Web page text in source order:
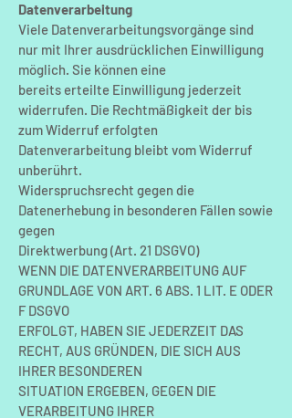
Datenverarbeitung
Viele Datenverarbeitungsvorgänge sind
nur mit Ihrer ausdrücklichen Einwilligung
möglich. Sie können eine
bereits erteilte Einwilligung jederzeit
widerrufen. Die Rechtmäßigkeit der bis
zum Widerruf erfolgten
Datenverarbeitung bleibt vom Widerruf
unberührt.
Widerspruchsrecht gegen die
Datenerhebung in besonderen Fällen sowie
gegen
Direktwerbung (Art. 21 DSGVO)
WENN DIE DATENVERARBEITUNG AUF
GRUNDLAGE VON ART. 6 ABS. 1 LIT. E ODER
F DSGVO
ERFOLGT, HABEN SIE JEDERZEIT DAS
RECHT, AUS GRÜNDEN, DIE SICH AUS
IHRER BESONDEREN
SITUATION ERGEBEN, GEGEN DIE
VERARBEITUNG IHRER